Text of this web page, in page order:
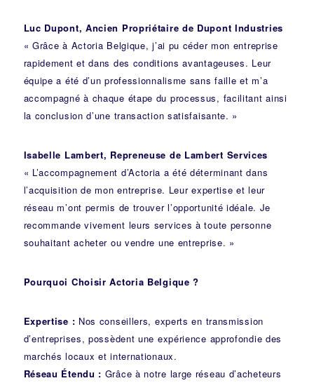
Luc Dupont, Ancien Propriétaire de Dupont Industries
« Grâce à Actoria Belgique, j’ai pu céder mon entreprise
rapidement et dans des conditions avantageuses. Leur
équipe a été d’un professionnalisme sans faille et m’a
accompagné à chaque étape du processus, facilitant ainsi
la conclusion d’une transaction satisfaisante. »
Isabelle Lambert, Repreneuse de Lambert Services
« L’accompagnement d’Actoria a été déterminant dans
l’acquisition de mon entreprise. Leur expertise et leur
réseau m’ont permis de trouver l’opportunité idéale. Je
recommande vivement leurs services à toute personne
souhaitant acheter ou vendre une entreprise. »
Pourquoi Choisir Actoria Belgique ?
Expertise : Nos conseillers, experts en transmission
d’entreprises, possèdent une expérience approfondie des
marchés locaux et internationaux.
Réseau Étendu : Grâce à notre large réseau d’acheteurs